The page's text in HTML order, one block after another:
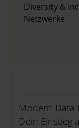
Diversity &
Netzwerke
Modern Data
Dein Einstieg